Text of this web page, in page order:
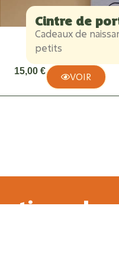
Cintre de
Cadeaux de
petits
15,00 € VOIR